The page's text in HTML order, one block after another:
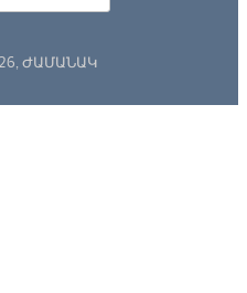
ԺԱՄԱՆԱԿ